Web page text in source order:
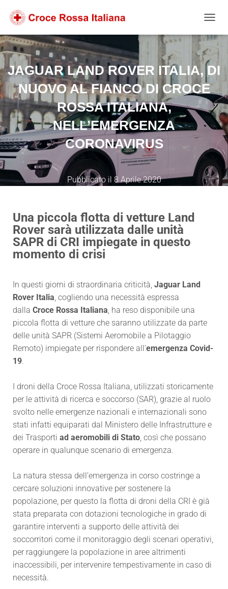
contenuto
alla
navigazione
footer
JAGUAR LAND ROVER ITALIA, DI
NUOVO AL FIANCO DI CROCE
ROSSA ITALIANA,
NELL’EMERGENZA
CORONAVIRUS
Pubblicato il 8 Aprile 2020
Una piccola flotta di vetture Land
Rover sarà utilizzata dalle unità
SAPR di CRI impiegate in questo
momento di crisi
In questi giorni di straordinaria criticità, Jaguar Land
Rover Italia, cogliendo una necessità espressa
dalla Croce Rossa Italiana, ha reso disponibile una
piccola flotta di vetture che saranno utilizzate da parte
delle unità SAPR (Sistemi Aeromobile a Pilotaggio
Remoto) impiegate per rispondere all’emergenza Covid-
19.
I droni della Croce Rossa Italiana, utilizzati storicamente
per le attività di ricerca e soccorso (SAR), grazie al ruolo
svolto nelle emergenze nazionali e internazionali sono
stati infatti equiparati dal Ministero delle Infrastrutture e
dei Trasporti ad aeromobili di Stato, così che possano
operare in qualunque scenario di emergenza.
La natura stessa dell’emergenza in corso costringe a
cercare soluzioni innovative per sostenere la
popolazione, per questo la flotta di droni della CRI è già
stata preparata con dotazioni tecnologiche in grado di
garantire interventi a supporto delle attività dei
soccorritori come il monitoraggio degli scenari operativi,
per raggiungere la popolazione in aree altrimenti
inaccessibili, per intervenire tempestivamente in caso di
necessità.